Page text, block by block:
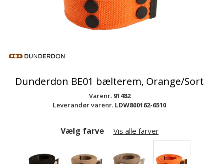
Dunderdon BE01 bælterem, Orange/Sort
Varenr. 91482
Leverandør varenr. LDW800162-6510
Vælg farve Vis alle farver